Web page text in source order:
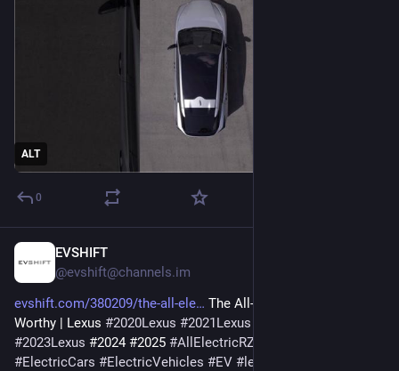
ALT
0
EVSHIFT
@evshift@channels.im
evshift.com/380209/the-all-ele
The All-Electric Lexus RZ:
Worthy | Lexus #2020Lexus #2021Lexus
#2023Lexus #2024 #2025 #AllElectricRZ
#ElectricCars #ElectricVehicles #EV # lexus